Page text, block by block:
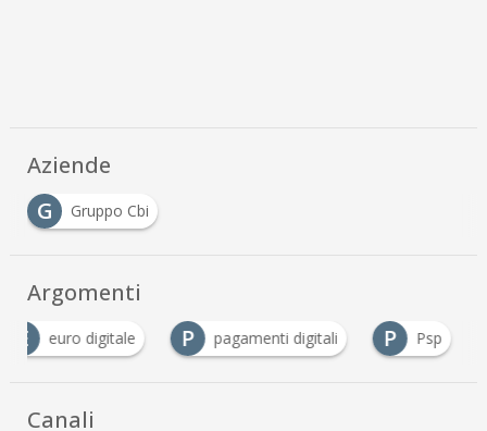
Aziende
G
Gruppo Cbi
Argomenti
E
euro digitale P pagamenti digitali P Psp
Canali